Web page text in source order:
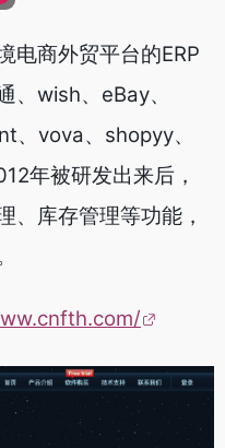
电商外贸平台的ERP
、wish、eBay、
、vova、shopyy、
年被研发出来后，
、库存管理等功能，